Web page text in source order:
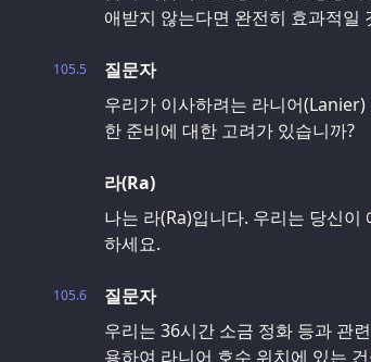
애받지 않는다면 완전히 효과적일
105.5
질문자
우리가 이사하려는 라니어
한 준비에 대한 고려가 있습니까?
라(Ra)
나는 라(Ra)입니다. 우리는 당신
하세요.
105.6
질문자
우리는 36시간 소금 정화 등과 관
용하여 라니어 호수 위치에 있는